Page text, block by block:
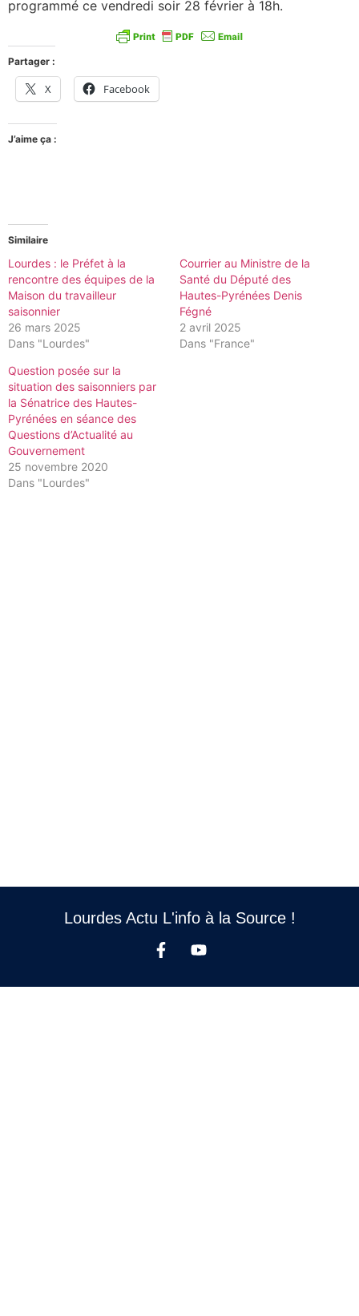
programmé ce vendredi soir 28 février à 18h.
Partager :
X Facebook
J’aime ça :
Similaire
Lourdes : le Préfet à la
rencontre des équipes de la
Maison du travailleur
saisonnier
26 mars 2025
Dans "Lourdes"
Courrier au Ministre de la
Santé du Député des
Hautes-Pyrénées Denis
Fégné
2 avril 2025
Dans "France"
Question posée sur la
situation des saisonniers par
la Sénatrice des Hautes-
Pyrénées en séance des
Questions d’Actualité au
Gouvernement
25 novembre 2020
Dans "Lourdes"
Lourdes Actu L'info à la Source !